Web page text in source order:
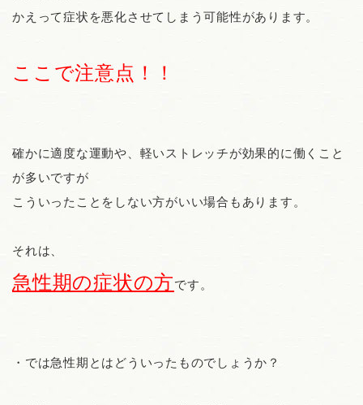
かえって症状を悪化させてしまう可能性があります。
ここで注意点！！
確かに適度な運動や、軽いストレッチが効果的に働くこと
が多いですが
こういったことをしない方がいい場合もあります。
それは、
急性期の症状の方です。
・では急性期とはどういったものでしょうか？